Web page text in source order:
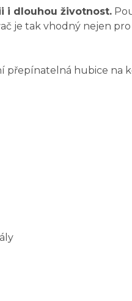
i dlouhou životnost.
je tak vhodný nejen
přepínatelná hubice